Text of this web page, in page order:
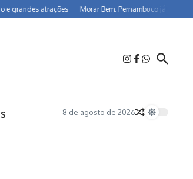
atrações Morar Bem: Pernambuco já beneficia
8 de agosto de 2026